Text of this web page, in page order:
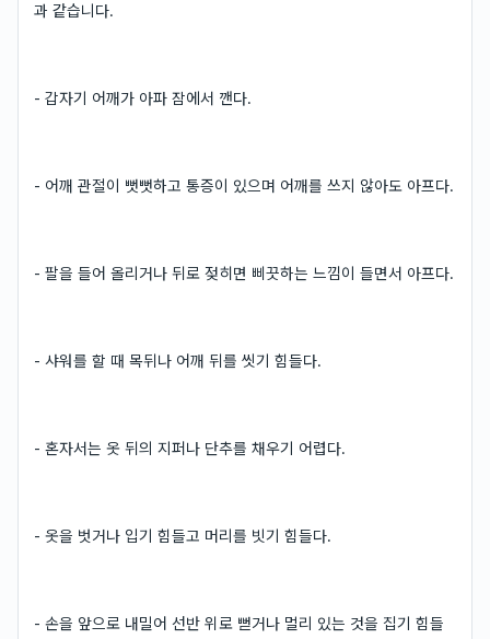
과 같습니다.
- 갑자기 어깨가 아파 잠에서 깬다.
- 어깨 관절이 뻣뻣하고 통증이 있으며 어깨를 쓰지 않아도 아프다.
- 팔을 들어 올리거나 뒤로 젖히면 삐끗하는 느낌이 들면서 아프다.
- 샤워를 할 때 목뒤나 어깨 뒤를 씻기 힘들다.
- 혼자서는 옷 뒤의 지퍼나 단추를 채우기 어렵다.
- 옷을 벗거나 입기 힘들고 머리를 빗기 힘들다.
- 손을 앞으로 내밀어 선반 위로 뻗거나 멀리 있는 것을 집기 힘들